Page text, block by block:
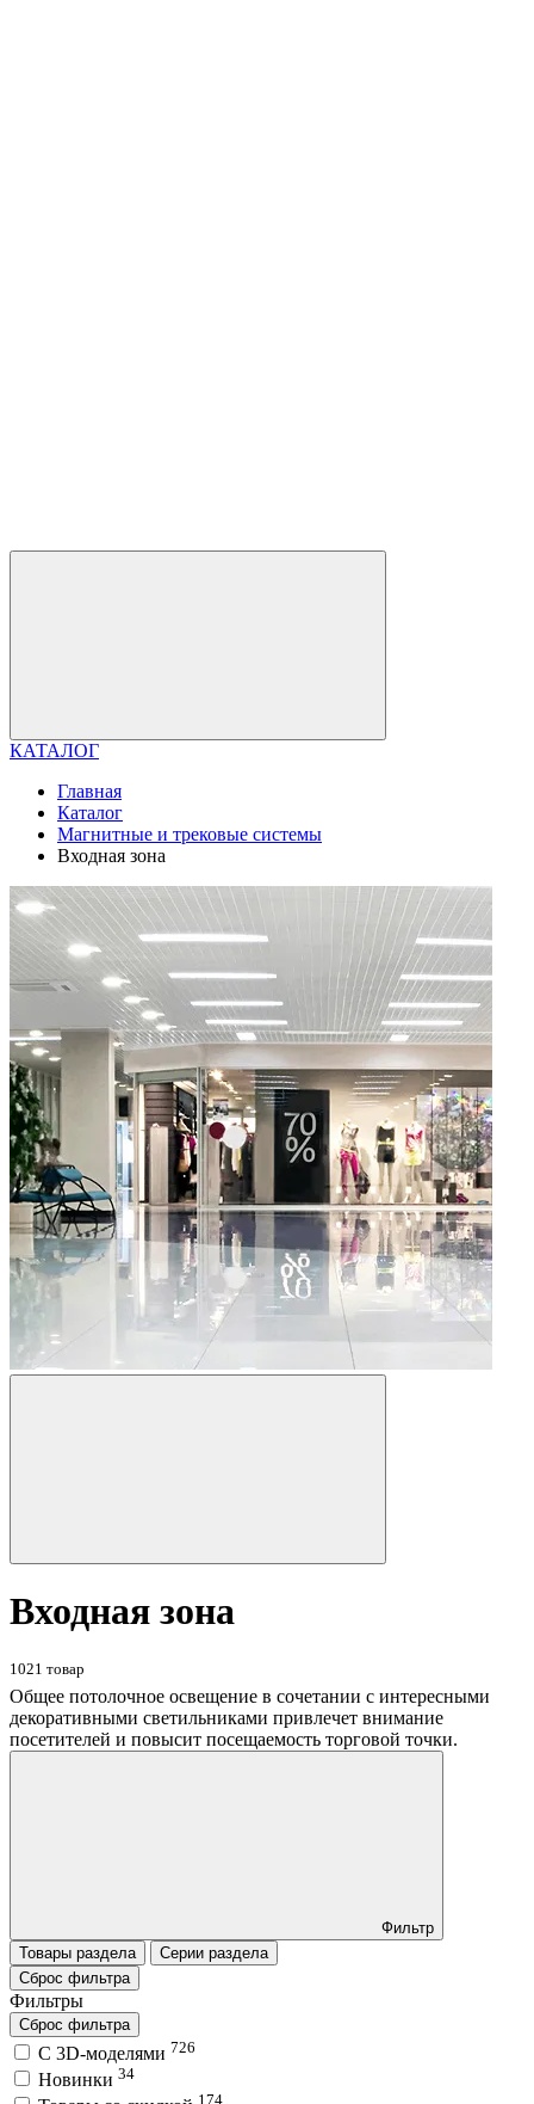
КАТАЛОГ
Главная
Каталог
Магнитные и трековые системы
Входная зона
Входная зона
1021 товар
Общее потолочное освещение в сочетании с интересными
декоративными светильниками привлечет внимание
посетителей и повысит посещаемость торговой точки.
Фильтр
Товары раздела
Серии раздела
Сброс фильтра
Фильтры
Сброс фильтра
C 3D-моделями 726
Новинки 34
174